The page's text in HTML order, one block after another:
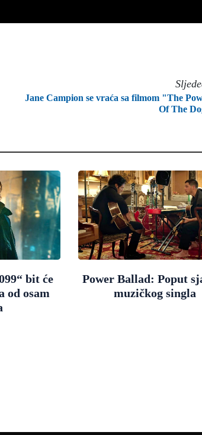
Jane Campion se vraća sa filmom "The
Of The
bit će
od osam
Power Ballad: Poput
muzičkog singla